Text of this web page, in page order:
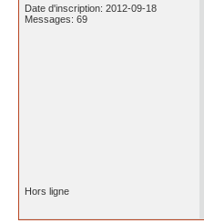
Date d'inscription: 2012-09-18
Messages: 69
Hors ligne